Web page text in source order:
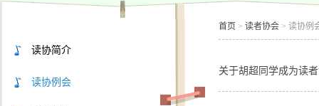
读协简介
读协例会
首页 > 读者协会 > 读协例
关于胡超同学成为读